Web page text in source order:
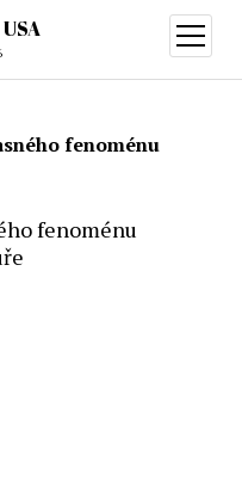
otevřít
menu
fenoménu
fenoménu